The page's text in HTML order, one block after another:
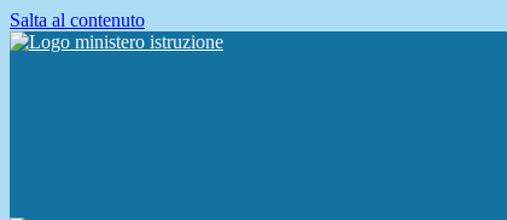
Salta al contenuto